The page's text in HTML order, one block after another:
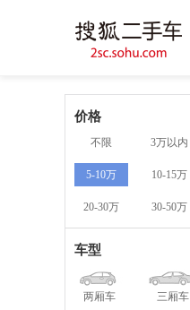
价格
不限 3万以内
5-10万 10-15万
20-30万 30-50万
车型
两厢车 三厢车